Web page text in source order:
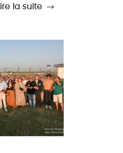
lire la suite